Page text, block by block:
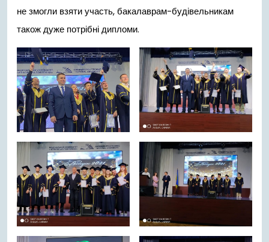
не змогли взяти участь, бакалаврам-будівельникам
також дуже потрібні дипломи.